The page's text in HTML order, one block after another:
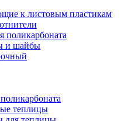
к листовым пластикам
поликарбоната
и шайбы
теплицы